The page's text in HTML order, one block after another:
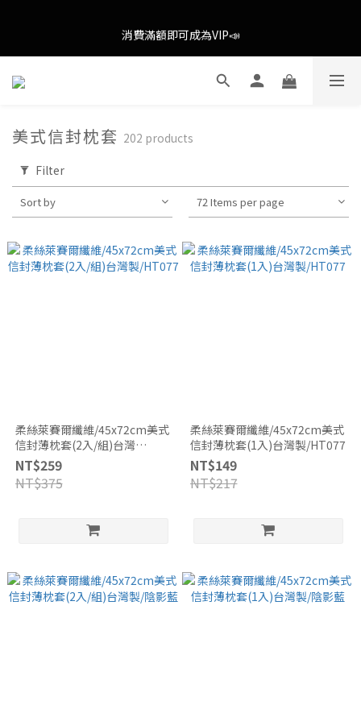
外島)📣
消費滿額即可成為VIP📣
歡慶八月歡慶父親節，全館限時消費滿$888即享全通路免運(不含
美式信封枕套 202 products
Filter
Sort by 72 Items per page
柔絲萊賽爾纖維/45x72cm美式
信封薄枕套(2入/組)台灣
製/HT077
NT$259
NT$375
柔絲萊賽爾纖維/45x72cm美式
信封薄枕套(1入)台灣製/HT077
NT$149
NT$217